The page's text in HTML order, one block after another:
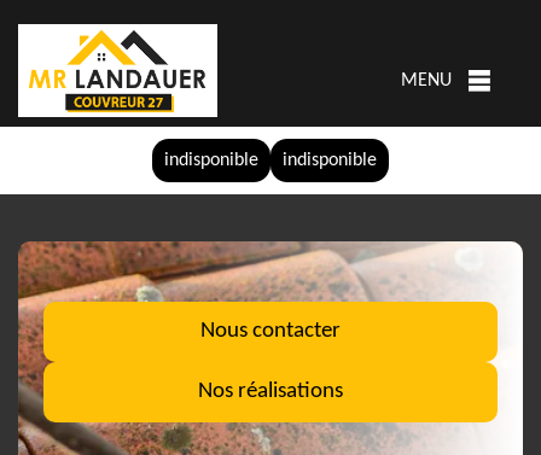
indisponible indisponible
MENU
Nous contacter
Nos réalisations